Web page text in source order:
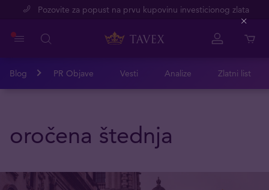
Pozovite za popust na prvu kupovinu investicionog zlata
Blog PR Objave Vesti Analize Zlatni list
oročena štednja
Close